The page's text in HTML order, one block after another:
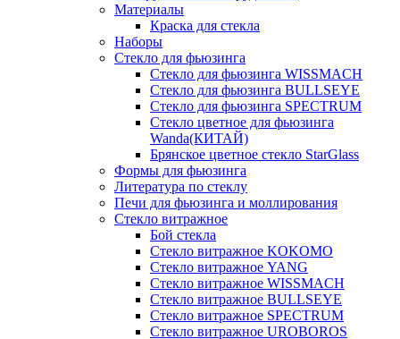
Материалы
Краска для стекла
Наборы
Стекло для фьюзинга
Стекло для фьюзинга WISSMACH
Стекло для фьюзинга BULLSEYE
Стекло для фьюзинга SPECTRUM
Стекло цветное для фьюзинга
Wanda(КИТАЙ)
Брянское цветное стекло StarGlass
Формы для фьюзинга
Литература по стеклу
Печи для фьюзинга и моллирования
Стекло витражное
Бой стекла
Стекло витражное KOKOMO
Стекло витражное YANG
Стекло витражное WISSMACH
Стекло витражное BULLSEYE
Стекло витражное SPECTRUM
Стекло витражное UROBOROS